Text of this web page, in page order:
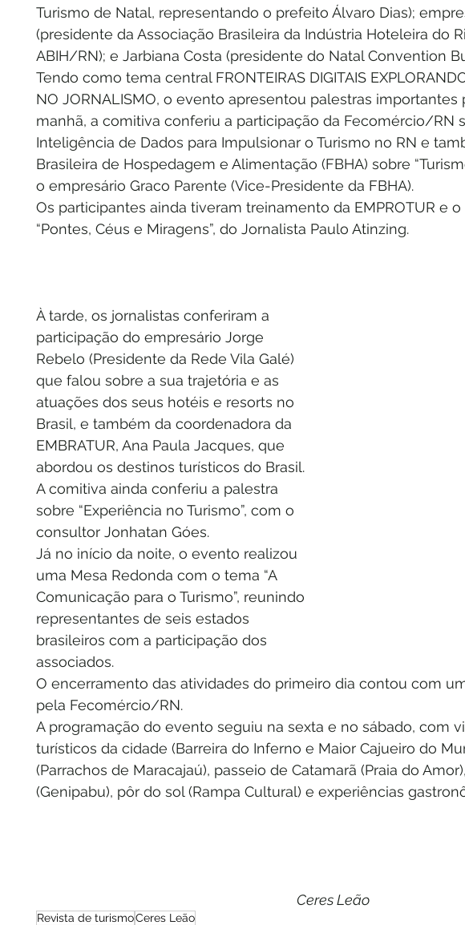
Turismo de Natal, representando o prefeito Álvaro Dias);
(presidente da Associação Brasileira da Indústria Hoteleira do
ABIH/RN); e Jarbiana Costa (presidente do Natal Convention
Tendo como tema central FRONTEIRAS DIGITAIS
NO JORNALISMO, o evento apresentou palestras importantes
manhã, a comitiva conferiu a participação da Fecomércio/RN
Inteligência de Dados para Impulsionar o Turismo no RN e
Brasileira de Hospedagem e Alimentação (FBHA) sobre
o empresário Graco Parente (Vice-Presidente da FBHA).
Os participantes ainda tiveram treinamento da EMPROTUR e
“Pontes, Céus e Miragens”, do Jornalista Paulo Atinzing.
À tarde, os jornalistas conferiram a
participação do empresário Jorge
Rebelo (Presidente da Rede Vila Galé)
que falou sobre a sua trajetória e as
atuações dos seus hotéis e resorts no
Brasil, e também da coordenadora da
EMBRATUR, Ana Paula Jacques, que
abordou os destinos turísticos do Brasil.
A comitiva ainda conferiu a palestra
sobre “Experiência no Turismo”, com o
consultor Jonhatan Góes.
Já no início da noite, o evento realizou
uma Mesa Redonda com o tema “A
Comunicação para o Turismo”, reunindo
representantes de seis estados
brasileiros com a participação dos
associados.
O encerramento das atividades do primeiro dia contou com
pela Fecomércio/RN.
A programação do evento seguiu na sexta e no sábado, com
turísticos da cidade (Barreira do Inferno e Maior Cajueiro do
(Parrachos de Maracajaú), passeio de Catamarã (Praia do
(Genipabu), pôr do sol (Rampa Cultural) e experiências
Ceres Leão
Revista de turismoCeres Leão